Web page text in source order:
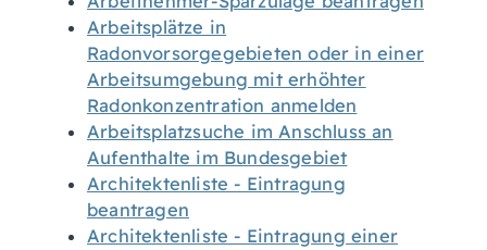
Arbeitsplätze in
Radonvorsorgegebieten oder in einer
Arbeitsumgebung mit erhöhter
Radonkonzentration anmelden
Arbeitsplatzsuche im Anschluss an
Aufenthalte im Bundesgebiet
Architektenliste - Eintragung
beantragen
Architektenliste - Eintragung einer